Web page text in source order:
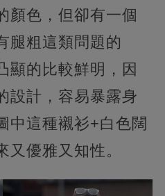
顏色，但卻有一個
腿粗這類問題的
顯的比較鮮明，因
設計，容易暴露身
中這種襯衫+白色闊
又優雅又知性。